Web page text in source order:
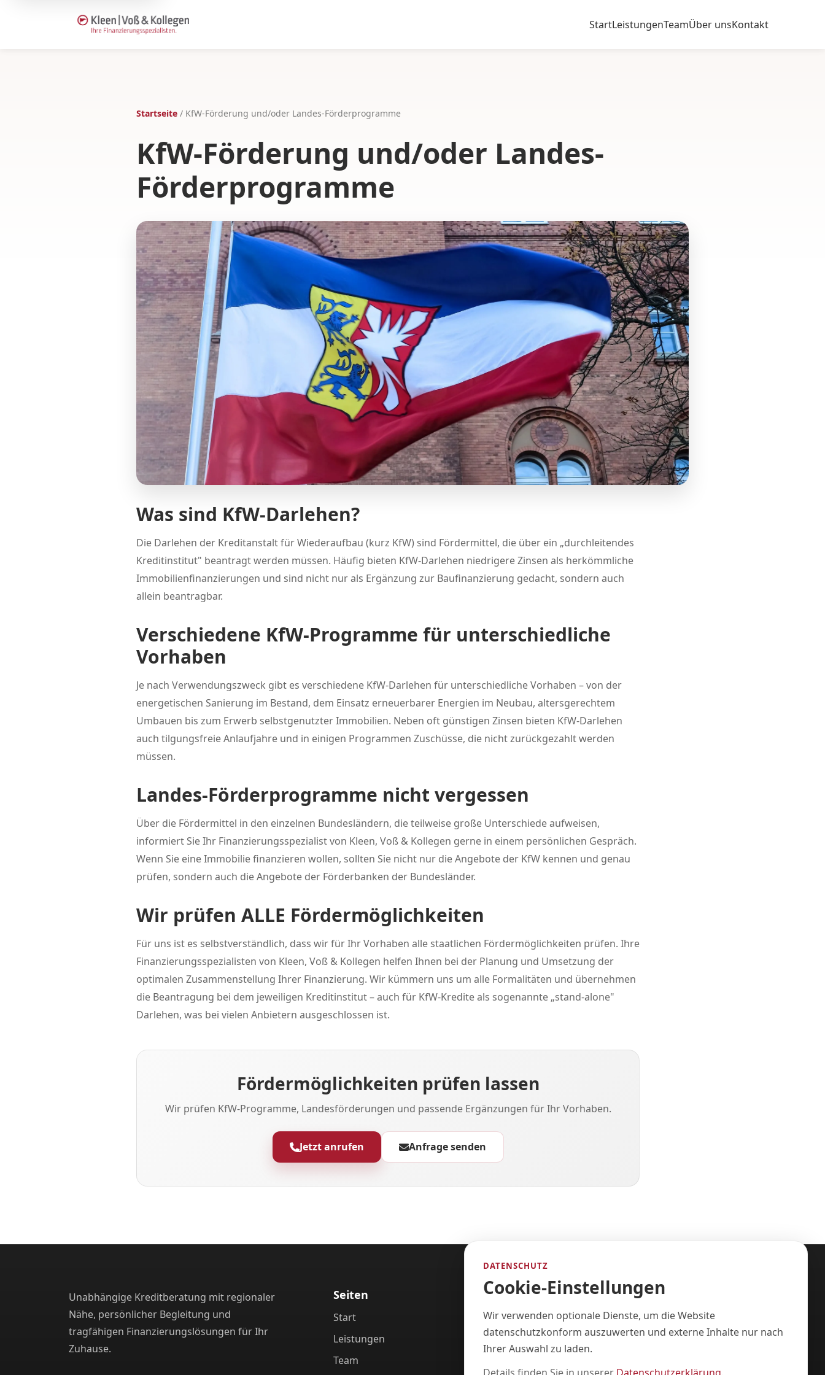
StartLeistungenTeamÜber unsKontakt
Startseite / KfW-Förderung und/oder Landes-Förderprogramme
KfW-Förderung und/oder Landes-
Förderprogramme
Was sind KfW-Darlehen?
Die Darlehen der Kreditanstalt für Wiederaufbau (kurz KfW) sind Fördermittel, die über ein „durchleitendes
Kreditinstitut" beantragt werden müssen. Häufig bieten KfW-Darlehen niedrigere Zinsen als herkömmliche
Immobilienfinanzierungen und sind nicht nur als Ergänzung zur Baufinanzierung gedacht, sondern auch
allein beantragbar.
Verschiedene KfW-Programme für unterschiedliche
Vorhaben
Je nach Verwendungszweck gibt es verschiedene KfW-Darlehen für unterschiedliche Vorhaben – von der
energetischen Sanierung im Bestand, dem Einsatz erneuerbarer Energien im Neubau, altersgerechtem
Umbauen bis zum Erwerb selbstgenutzter Immobilien. Neben oft günstigen Zinsen bieten KfW-Darlehen
auch tilgungsfreie Anlaufjahre und in einigen Programmen Zuschüsse, die nicht zurückgezahlt werden
müssen.
Landes-Förderprogramme nicht vergessen
Über die Fördermittel in den einzelnen Bundesländern, die teilweise große Unterschiede aufweisen,
informiert Sie Ihr Finanzierungsspezialist von Kleen, Voß & Kollegen gerne in einem persönlichen Gespräch.
Wenn Sie eine Immobilie finanzieren wollen, sollten Sie nicht nur die Angebote der KfW kennen und genau
prüfen, sondern auch die Angebote der Förderbanken der Bundesländer.
Wir prüfen ALLE Fördermöglichkeiten
Für uns ist es selbstverständlich, dass wir für Ihr Vorhaben alle staatlichen Fördermöglichkeiten prüfen. Ihre
Finanzierungsspezialisten von Kleen, Voß & Kollegen helfen Ihnen bei der Planung und Umsetzung der
optimalen Zusammenstellung Ihrer Finanzierung. Wir kümmern uns um alle Formalitäten und übernehmen
die Beantragung bei dem jeweiligen Kreditinstitut – auch für KfW-Kredite als sogenannte „stand-alone"
Darlehen, was bei vielen Anbietern ausgeschlossen ist.
Fördermöglichkeiten prüfen lassen
Wir prüfen KfW-Programme, Landesförderungen und passende Ergänzungen für Ihr Vorhaben.
Jetzt anrufen Anfrage senden
Unabhängige Kreditberatung mit regionaler
Nähe, persönlicher Begleitung und
tragfähigen Finanzierungslösungen für Ihr
Zuhause.
Seiten
Start
Leistungen
Team
Rechtliches
Impressum
Datenschutz
DATENSCHUTZ
Cookie-Einstellungen
Wir verwenden optionale Dienste, um die Website
datenschutzkonform auszuwerten und externe Inhalte nur nach
Ihrer Auswahl zu laden.